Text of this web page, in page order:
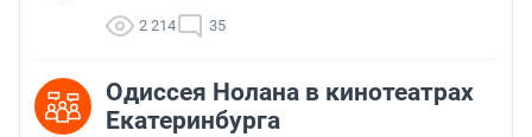
2 214 35
Одиссея Нолана в кинотеатрах
Екатеринбурга